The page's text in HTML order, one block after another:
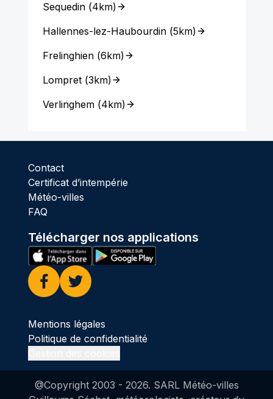
Sequedin(4km)
Hallennes-lez-Haubourdin(5km)
Frelinghien(6km)
Lompret(3km)
Verlinghem(4km)
Contact
Certificat d’intempérie
Météo-villes
FAQ
Télécharger nos applications
Facebook
Twitter
Mentions légales
Politique de confidentialité
@Copyright 2003 - 2026. SARL Météo-villes